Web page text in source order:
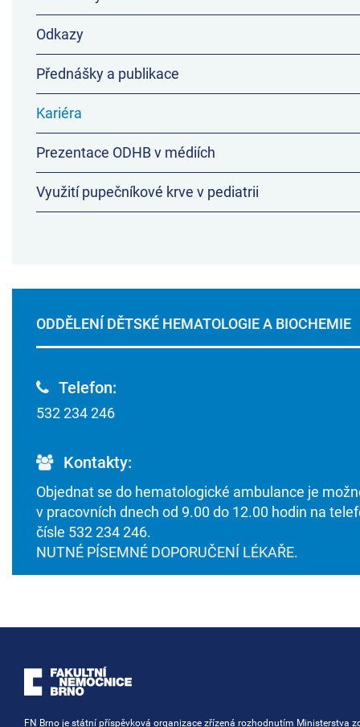
Odkazy
Přednášky a publikace
Kariéra
Prezentace ODHB v médiích
Využití pupečníkové krve v pediatrii
ODDĚLENÍ DĚTSKÉ HEMATOLOGIE A BIOCHEMIE
Telefon:
532 234 246
Kontakty:
Objednat se do hematologické ambulance je
v pracovních dnech od 9.00 do 12.00 hodin na
čísle 532 234 246.
NUTNÉ PÍSEMNÉ DOPORUČENÍ LÉKAŘE.
FN Brno je státní příspěvková organizace zřízená rozhodnutím Ministerstva